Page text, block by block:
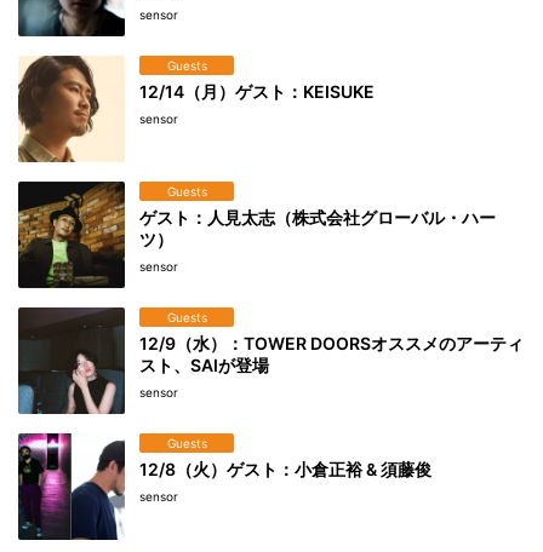
sensor
Guests
12/14（月）ゲスト：KEISUKE
sensor
Guests
ゲスト：人見太志（株式会社グローバル・ハー
ツ）
sensor
Guests
12/9（水）：TOWER DOORSオススメのアーティ
スト、SAIが登場
sensor
Guests
12/8（火）ゲスト：小倉正裕 & 須藤俊
sensor